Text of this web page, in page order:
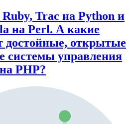
Trac на Python и
на Perl. А какие
достойные, открытые
системы управления
PHP?